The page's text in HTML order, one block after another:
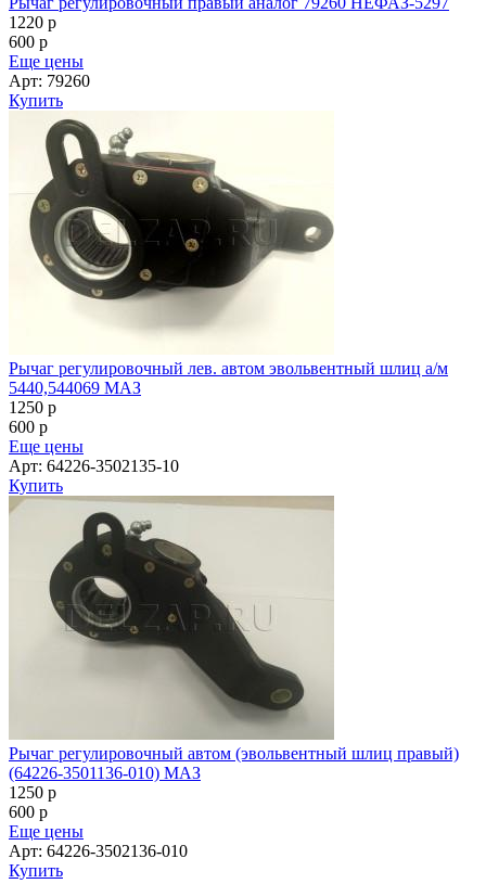
1220 p
600 p
Еще цены
Арт: 79260
Купить
Рычаг регулировочный лев. автом эвольвентный шлиц а/м
5440,544069 МАЗ
1250 p
600 p
Еще цены
Арт: 64226-3502135-10
Купить
Рычаг регулировочный автом (эвольвентный шлиц правый)
(64226-3501136-010) МАЗ
1250 p
600 p
Еще цены
Арт: 64226-3502136-010
Купить